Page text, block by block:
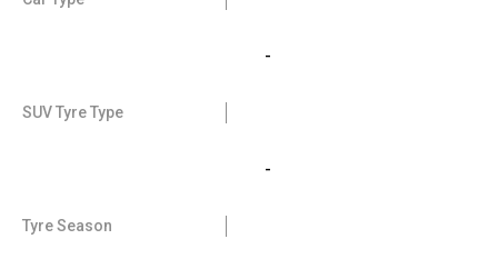
-
SUV Tyre Type
-
Tyre Season